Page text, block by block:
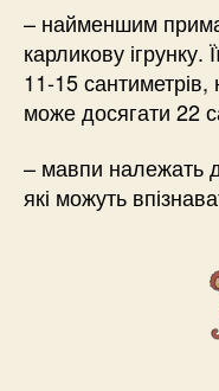
– найменшим
карликову
11-15
може досягати 22
– мавпи належать
які можуть